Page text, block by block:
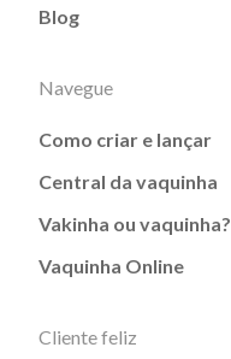
Blog
Navegue
Como criar e lançar
Central da vaquinha
Vakinha ou vaquinha?
Vaquinha Online
Cliente feliz